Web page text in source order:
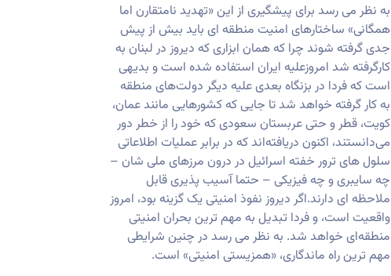
به نظر می رسد برای پیشگیری از این «تهدید نامتقارن اما
همگانی» ساختارهای امنیت منطقه ای باید بیش از پیش
جدی گرفته شوند چرا که همان ابزاری که دیروز در لبنان به
کارگرفته شد امروزعلیه ایران استفاده شده است و بدیهی
است که فردا در بزنگاه بعدی علیه دیگر دولت‌های منطقه
به کار گرفته خواهد شد تا جایی که کشورهایی مانند عمان،
کویت، قطر و حتی عربستان سعودی که خود را از خطر دور
می‌دانستند، اکنون دریافته‌اند که در برابر عملیات اطلاعاتی
سلول های ترور خفته اسرائیل در درون مرزهای ملی شان –
چه سایبری و چه فیزیکی – حتما آسیب پذیری قابل
ملاحظه ای دارند.اگر دیروز نفوذ امنیتی یک گزینه بود، امروز
واقعیت است، و فردا تبدیل به مهم ترین بحران امنیتی
منطقه‌ای خواهد شد. به نظر می رسد در چنین شرایطی
مهم ترین راه ماندگاری، «همزیستی امنیتی» است.